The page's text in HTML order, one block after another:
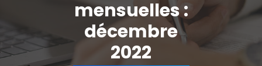
mensuelles :
décembre
2022